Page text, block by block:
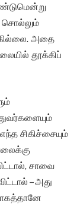
சொல்லும்
அதை
தூக்கிப்
சிகிச்சையும்
சாவை
– அது